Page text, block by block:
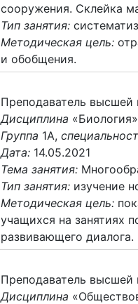
сооружения. Склейка
Тип занятия:
Методическая цель:
и обобщения.
Преподаватель высшей
Дисциплина
Группа 1А,
Дата: 14.05.2021
Тема занятия:
Тип занятия: изучение
Методическая цель:
учащихся на занятиях
развивающего диалога.
Преподаватель высшей
Дисциплина